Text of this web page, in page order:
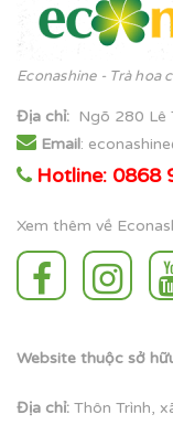
Econashine - Trà hoa
Địa chỉ: Ngõ 280 Lê
Email:
Hotline: 0868
Xem thêm về
Website thuộc sở
Địa chỉ: Thôn Trình,